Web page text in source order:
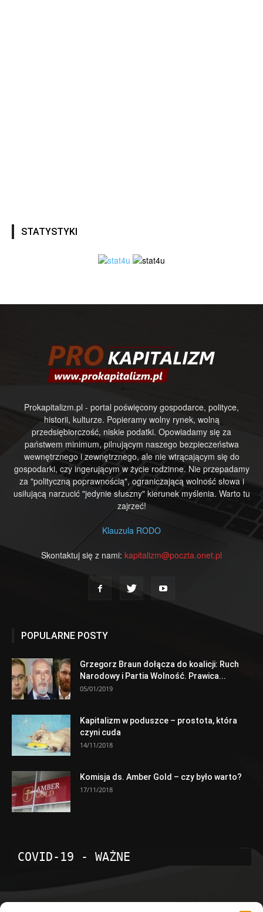
STATYSTYKI
Prokapitalizm.pl - portal poświęcony gospodarce, polityce,
historii, kulturze. Popieramy wolny rynek, wolną
przedsiębiorczość, niskie podatki. Opowiadamy się za
państwem minimum, pilnującym naszego bezpieczeństwa
wewnętrznego i zewnętrznego, ale nie wtrącającym się do
gospodarki, czy ingerującym w życie rodzinne. Nie przepadamy
za "polityczną poprawnością", ograniczającą wolność słowa i
usiłującą narzucić "jedynie słuszny" kierunek myślenia. Warto tu
zajrzeć!
Klauzula RODO
Skontaktuj się z nami: kapitalizm@poczta.onet.pl
POPULARNE POSTY
Grzegorz Braun dołącza do koalicji: Ruch
Narodowy i Partia Wolność. Prawica...
05/01/2019
Kapitalizm w poduszce – prostota, która
czyni cuda
14/11/2018
Komisja ds. Amber Gold – czy było warto?
17/11/2018
COVID-19 - WAŻNE